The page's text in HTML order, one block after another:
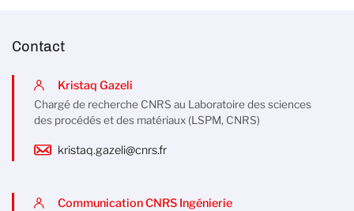
Contact
Kristaq Gazeli
Chargé de recherche CNRS au Laboratoire des sciences
des procédés et des matériaux (LSPM, CNRS)
kristaq.gazeli@cnrs.fr
Communication CNRS Ingénierie